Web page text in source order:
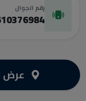
رقم الجوال
عرض